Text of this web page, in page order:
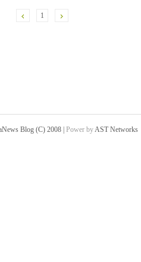
1
Blog (C) 2008 | Power byAST Networks